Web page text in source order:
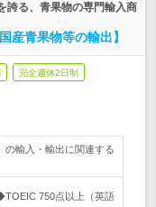
誇る、青果物の専門輸入商
青果物等の輸出】
完全週休2日制
の輸入・輸出に関連する
750点以上（英語